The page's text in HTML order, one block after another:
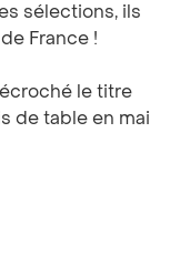
sélections, ils
France !
le titre
de table en mai